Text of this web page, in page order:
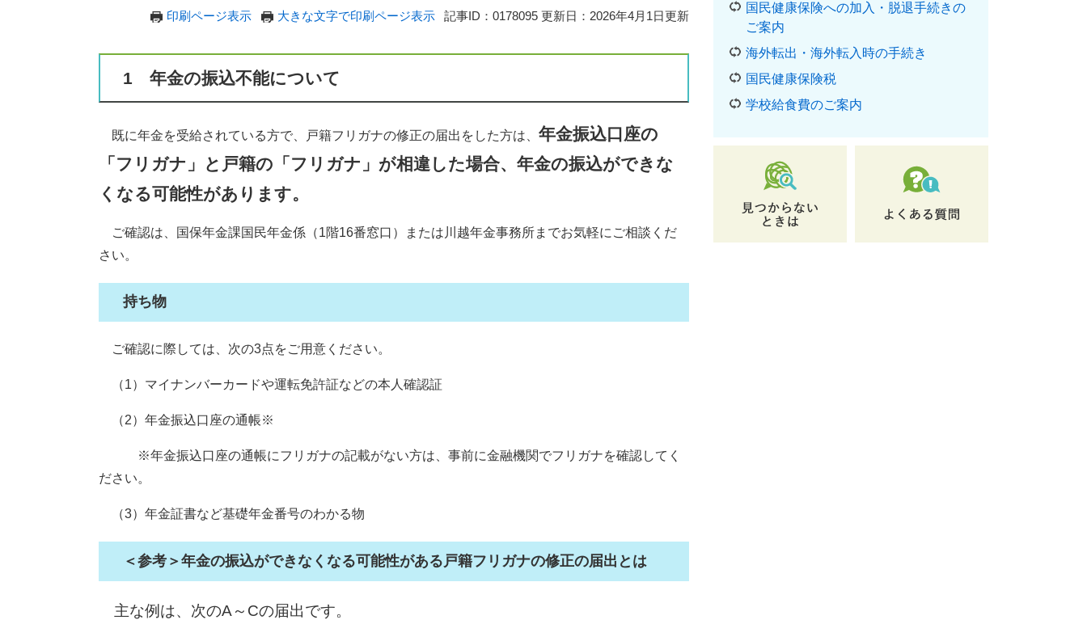
印刷ページ表示 大きな文字で印刷ページ表示 記事ID：0178095 更新日：2026年4月1日更新
1 年金の振込不能について
既に年金を受給されている方で、戸籍フリガナの修正の届出をした方は、 年金振込口座の
「フリガナ」と戸籍の「フリガナ」が相違した場合、年金の振込ができな
くなる可能性があります。
ご確認は、国保年金課国民年金係（1階16番窓口）または川越年金事務所までお気軽にご相談くだ
さい。
持ち物
ご確認に際しては、次の3点をご用意ください。
（1）マイナンバーカードや運転免許証などの本人確認証
（2）年金振込口座の通帳※
※年金振込口座の通帳にフリガナの記載がない方は、事前に金融機関でフリガナを確認してく
ださい。
（3）年金証書など基礎年金番号のわかる物
＜参考＞年金の振込ができなくなる可能性がある戸籍フリガナの修正の届出とは
主な例は、次のA～Cの届出です。
国民健康保険への加入・脱退手続きの
ご案内
海外転出・海外転入時の手続き
国民健康保険税
学校給食費のご案内